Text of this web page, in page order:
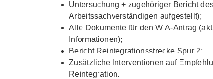
Untersuchung + zugehöriger Bericht
Arbeitssachverständigen aufgestellt);
Alle Dokumente für den WIA-Antrag
Informationen);
Bericht Reintegrationsstrecke Spur 2;
Zusätzliche Interventionen auf
Reintegration.